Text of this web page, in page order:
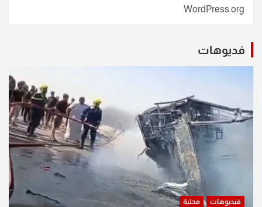
WordPress.org
فديوهات
فيديوهات محلية